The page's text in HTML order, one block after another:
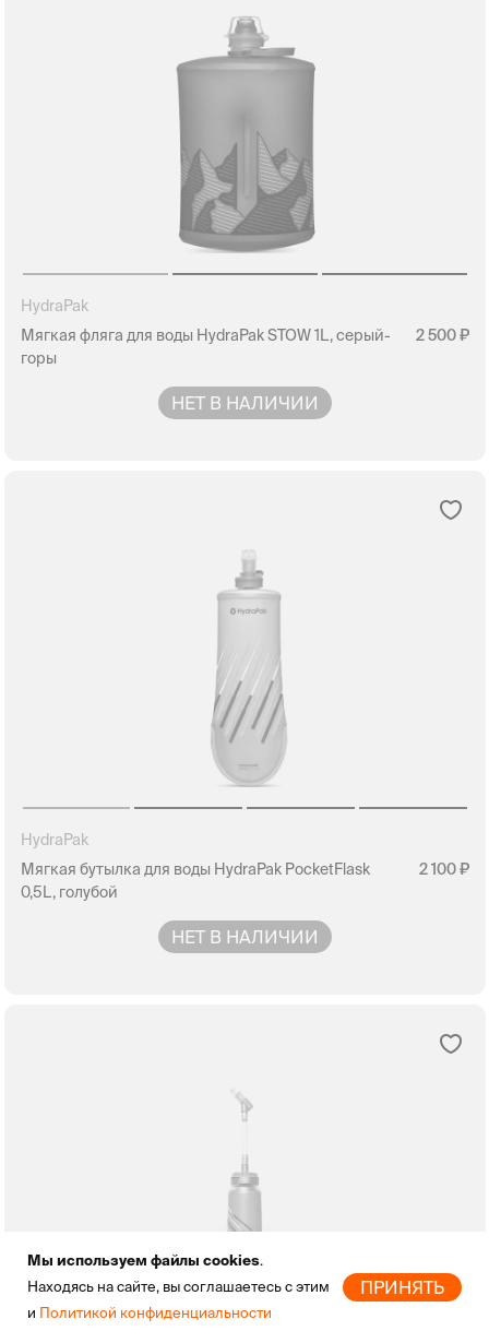
HydraPak
Мягкая фляга для воды HydraPak STOW 1L, серый-
горы
2 500
НЕТ В НАЛИЧИИ
HydraPak
Мягкая бутылка для воды HydraPak PocketFlask
0,5L, голубой
2 100
НЕТ В НАЛИЧИИ
Мы используем файлы cookies.
Находясь на сайте, вы соглашаетесь с этим
и Политикой конфиденциальности
ПРИНЯТЬ